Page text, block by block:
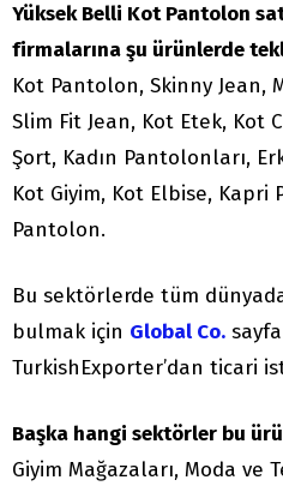
Yüksek Belli Kot Pantolon
firmalarına şu ürünlerde
Kot Pantolon, Skinny Jean,
Slim Fit Jean, Kot Etek, Kot
Şort, Kadın Pantolonları,
Kot Giyim, Kot Elbise, Kapri
Pantolon.
Bu sektörlerde tüm
bulmak için Global Co.
TurkishExporter’dan ticari
Başka hangi sektörler bu
Giyim Mağazaları, Moda ve